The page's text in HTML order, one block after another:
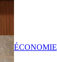
ÉCONOMIE